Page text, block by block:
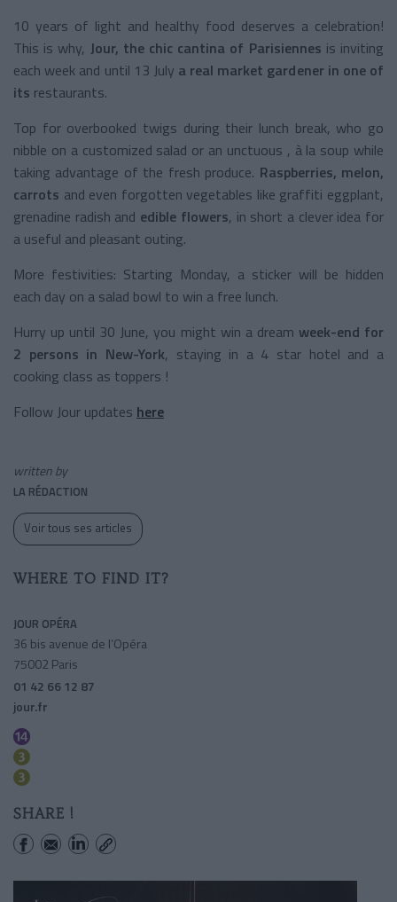
10 years of light and healthy food deserves a celebration!
This is why, Jour, the chic cantina of Parisiennes is inviting
each week and until 13 July a real market gardener in one of
its restaurants.
Top for overbooked twigs during their lunch break, who go
nibble on a customized salad or an unctuous , à la soup while
taking advantage of the fresh produce. Raspberries, melon,
carrots and even forgotten vegetables like graffiti eggplant,
grenadine radish and edible flowers, in short a clever idea for
a useful and pleasant outing.
More festivities: Starting Monday, a sticker will be hidden
each day on a salad bowl to win a free lunch.
Hurry up until 30 June, you might win a dream week-end for
2 persons in New-York, staying in a 4 star hotel and a
cooking class as toppers !
Follow Jour updates here
written by
LA RÉDACTION
Voir tous ses articles
WHERE TO FIND IT?
JOUR OPÉRA
36 bis avenue de l’Opéra
75002 Paris
01 42 66 12 87
jour.fr
SHARE !